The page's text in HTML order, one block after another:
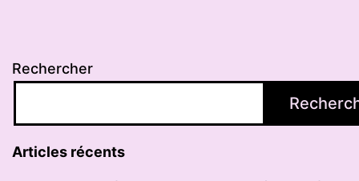
Rechercher
Articles récents